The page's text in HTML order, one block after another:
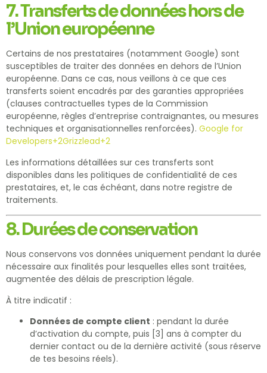
7. Transferts de données hors de
l’Union européenne
Certains de nos prestataires (notamment Google) sont
susceptibles de traiter des données en dehors de l’Union
européenne. Dans ce cas, nous veillons à ce que ces
transferts soient encadrés par des garanties appropriées
(clauses contractuelles types de la Commission
européenne, règles d’entreprise contraignantes, ou mesures
techniques et organisationnelles renforcées). Google for
Developers+2Grizzlead+2
Les informations détaillées sur ces transferts sont
disponibles dans les politiques de confidentialité de ces
prestataires, et, le cas échéant, dans notre registre de
traitements.
8. Durées de conservation
Nous conservons vos données uniquement pendant la durée
nécessaire aux finalités pour lesquelles elles sont traitées,
augmentée des délais de prescription légale.
À titre indicatif :
Données de compte client : pendant la durée
d’activation du compte, puis [3] ans à compter du
dernier contact ou de la dernière activité (sous réserve
de tes besoins réels).